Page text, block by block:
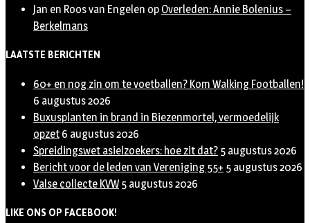
Jan en Roos van Engelen op Overleden: Annie Bolenius –
Berkelmans
LAATSTE BERICHTEN
60+ en nog zin om te voetballen? Kom Walking Footballen!
6 augustus 2026
Buxusplanten in brand in Biezenmortel, vermoedelijk
opzet 6 augustus 2026
Spreidingswet asielzoekers: hoe zit dat? 5 augustus 2026
Bericht voor de leden van Vereniging 55+ 5 augustus 2026
Valse collecte KVW 5 augustus 2026
LIKE ONS OP FACEBOOK!